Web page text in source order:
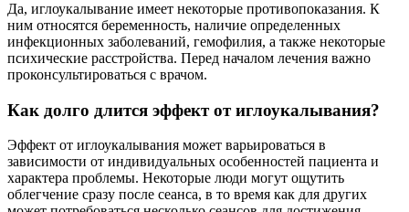
Да, иглоукалывание имеет некоторые противопоказания. К
ним относятся беременность, наличие определенных
инфекционных заболеваний, гемофилия, а также некоторые
психические расстройства. Перед началом лечения важно
проконсультироваться с врачом.
Как долго длится эффект от иглоукалывания?
Эффект от иглоукалывания может варьироваться в
зависимости от индивидуальных особенностей пациента и
характера проблемы. Некоторые люди могут ощутить
облегчение сразу после сеанса, в то время как для других